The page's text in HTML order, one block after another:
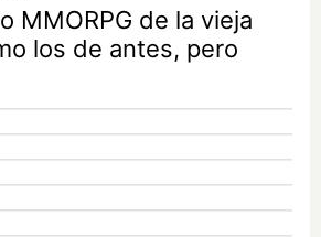
MMORPG de la vieja
los de antes, pero